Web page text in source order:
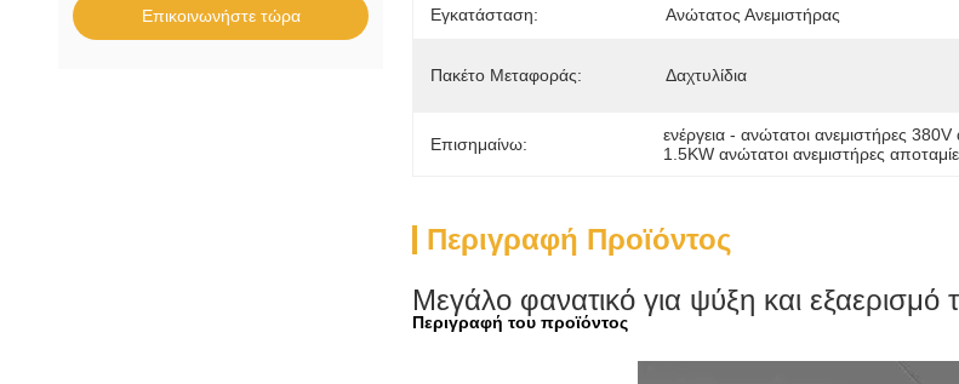
Επικοινωνήστε τώρα Εγκατάσταση: Ανώτατος Ανεμιστήρας
Πακέτο Μεταφοράς: Δαχτυλίδια
Επισημαίνω: ενέργεια - ανώτατοι ανεμιστήρες
1.5KW ανώτατοι ανεμιστήρες
Περιγραφή Προϊόντος
Μεγάλο φανατικό για ψύξη και εξαερισμό
Περιγραφή του προϊόντος